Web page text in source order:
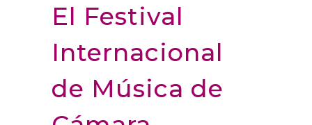
El Festival
Internacional
de Música de